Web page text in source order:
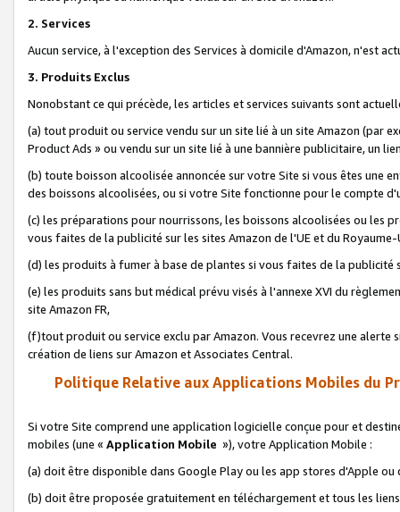
2. Services
Aucun service, à l'exception des Services à domicile d'Amazon, n'est
3. Produits Exclus
Nonobstant ce qui précède, les articles et services suivants sont
(a) tout produit ou service vendu sur un site lié à un site Amazon (par
Product Ads » ou vendu sur un site lié à une bannière publicitaire, un
(b) toute boisson alcoolisée annoncée sur votre Site si vous êtes une
des boissons alcoolisées, ou si votre Site fonctionne pour le compte
(c) les préparations pour nourrissons, les boissons alcoolisées ou les
vous faites de la publicité sur les sites Amazon de l'UE et du Royaume-
(d) les produits à fumer à base de plantes si vous faites de la publicité
(e) les produits sans but médical prévu visés à l'annexe XVI du
site Amazon FR,
(f)tout produit ou service exclu par Amazon. Vous recevrez une alerte
création de liens sur Amazon et Associates Central.
Politique Relative aux Applications Mobiles du
Si votre Site comprend une application logicielle conçue pour et
mobiles (une « Application Mobile »), votre Application Mobile :
(a) doit être disponible dans Google Play ou les app stores d'Apple ou
(b) doit être proposée gratuitement en téléchargement et tous les